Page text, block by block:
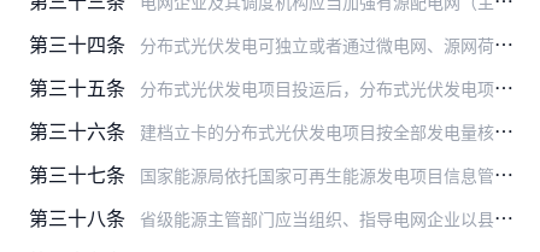
第三十四条 分布式光伏发电可独立或者通过微电网、源网荷储一体化、虚拟电厂聚合等形式参与调度，电网企业及其调度机构进行调度应当做到公开、公平、公正，保障电网安全稳定运行。
第三十五条 分布式光伏发电项目投运后，分布式光伏发电项目投资主体可自行或者委托专业化运维公司等第三方作为运维管理责任单位。分布式光伏发电项目投资主体、有关设备制造供应商、运…
第三十六条 建档立卡的分布式光伏发电项目按全部发电量核发绿证，其中上网电量核发可交易绿证，项目投资主体持有绿证后可根据绿证相关管理规定自主参与绿证交易。
第三十七条 国家能源局依托国家可再生能源发电项目信息管理平台和全国新能源电力消纳监测预警平台开展分布式光伏发电项目信息监测。地方能源主管部门应当督促分布式光伏发电项目投资主…
第三十八条 省级能源主管部门应当组织、指导电网企业以县级行政区域为单元，按季度公布分布式光伏发电并网及消纳情况，并做好预测分析，引导理性投资、有序建设。对分布式光伏发电项目…